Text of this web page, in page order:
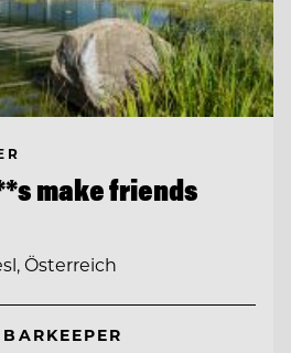
make friends
Österreich
DE RANG / BARKEEPER